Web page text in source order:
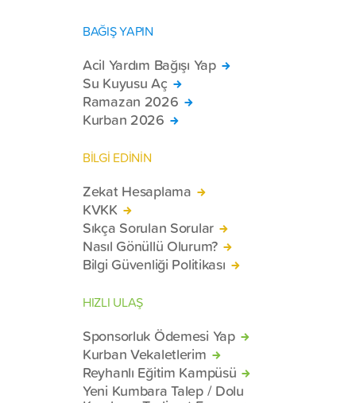
BAĞIŞ YAPIN
Acil Yardım Bağışı Yap
Su Kuyusu Aç
Ramazan 2026
Kurban 2026
BİLGİ EDİNİN
Zekat Hesaplama
KVKK
Sıkça Sorulan Sorular
Nasıl Gönüllü Olurum?
Bilgi Güvenliği Politikası
HIZLI ULAŞ
Sponsorluk Ödemesi Yap
Kurban Vekaletlerim
Reyhanlı Eğitim Kampüsü
Yeni Kumbara Talep / Dolu